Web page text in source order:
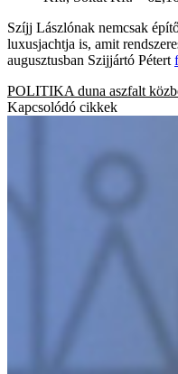
Szíjj Lászlónak nemcsak
luxusjachtja is, amit
augusztusban Szijjártó Pétert
POLITIKA duna aszfalt
Kapcsolódó cikkek